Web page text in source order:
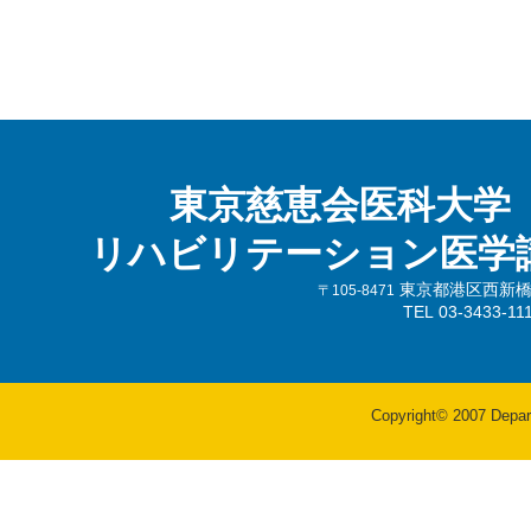
東京慈恵会医科大学
リハビリテーション医学
〒105-8471
東京都港区西新
TEL 03-3433-
Copyright© 2007